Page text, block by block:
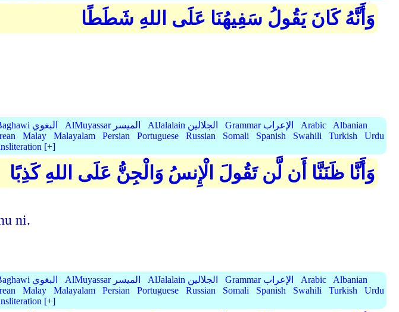
وَأَنَّهُ كَانَ يَقُولُ سَفِيهُنَا عَلَى اللهِ شَطَطًا
AlBaghawi البغوي AlMuyassar الميسر AlJalalain الجلالين Grammar الإعراب Arabic
Albanian
Malay Malayalam Persian Portuguese Russian Somali Spanish Swahili Turkish
Urdu
[+]
وَأَنَّا ظَنَنَّا أَن لَّن تَقُولَ الْإِنسُ وَالْجِنُّ عَلَى اللهِ كَذِبًا
ni.
AlBaghawi البغوي AlMuyassar الميسر AlJalalain الجلالين Grammar الإعراب Arabic
Albanian
Malay Malayalam Persian Portuguese Russian Somali Spanish Swahili Turkish
Urdu
[+]